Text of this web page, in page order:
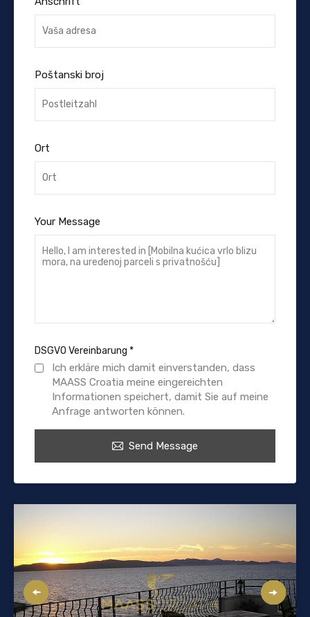
Poštanski broj
Ort
Your Message
DSGVO Vereinbarung *
Ich erkläre mich damit einverstanden, dass
MAASS Croatia meine eingereichten
Informationen speichert, damit Sie auf meine
Anfrage antworten können.
Send Message